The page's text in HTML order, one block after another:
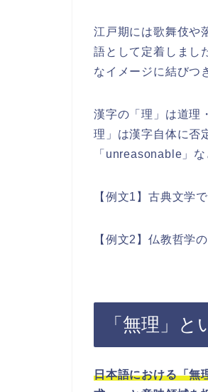
江戸期には歌舞伎や
語として定着しまし
なイメージに結びつ
漢字の「理」は道理
理」は漢字自体に否
「unreasonable」
【例文1】古典文学
【例文2】仏教哲学
「無理」
日本語における「無